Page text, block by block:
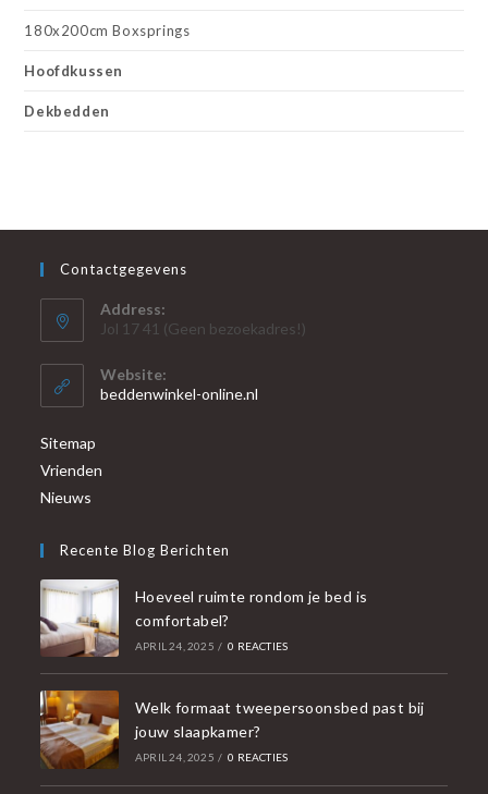
180x200cm Boxsprings
Hoofdkussen
Dekbedden
Contactgegevens
Address:
Jol 17 41 (Geen bezoekadres!)
Website:
beddenwinkel-online.nl
Sitemap
Vrienden
Nieuws
Recente Blog Berichten
Hoeveel ruimte rondom je bed is
comfortabel?
APRIL 24, 2025 / 0 REACTIES
Welk formaat tweepersoonsbed past bij
jouw slaapkamer?
APRIL 24, 2025 / 0 REACTIES